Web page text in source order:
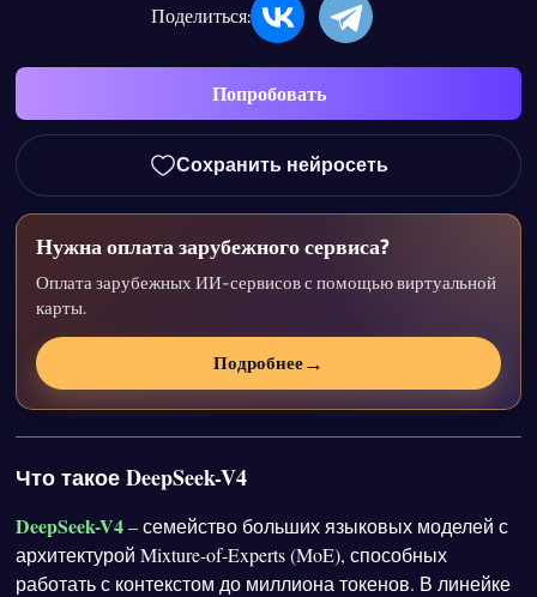
Поделиться:
Попробовать
Сохранить нейросеть
Нужна оплата зарубежного сервиса?
Оплата зарубежных ИИ-сервисов с помощью виртуальной
карты.
Подробнее→
Что такое DeepSeek-V4
DeepSeek-V4– семейство больших языковых моделей с
архитектурой Mixture-of-Experts (MoE), способных
работать с контекстом до миллиона токенов. В линейке